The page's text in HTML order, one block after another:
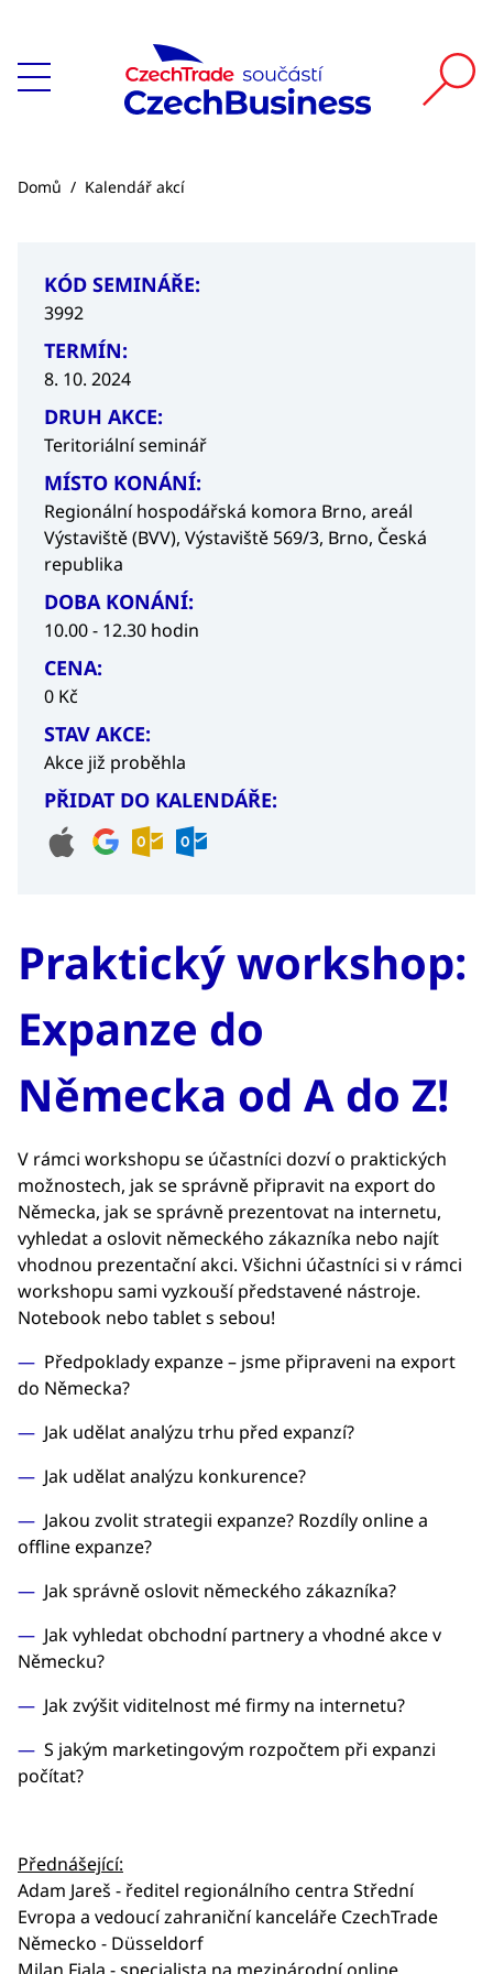
Domů / Kalendář akcí
Praktický workshop:
Expanze do
Německa od A do Z!
V rámci workshopu se účastníci dozví o praktických
možnostech, jak se správně připravit na export do
Německa, jak se správně prezentovat na internetu,
vyhledat a oslovit německého zákazníka nebo najít
vhodnou prezentační akci. Všichni účastníci si v rámci
workshopu sami vyzkouší představené nástroje.
Notebook nebo tablet s sebou!
Předpoklady expanze – jsme připraveni na export
do Německa?
Jak udělat analýzu trhu před expanzí?
Jak udělat analýzu konkurence?
Jakou zvolit strategii expanze? Rozdíly online a
offline expanze?
Jak správně oslovit německého zákazníka?
Jak vyhledat obchodní partnery a vhodné akce v
Německu?
Jak zvýšit viditelnost mé firmy na internetu?
S jakým marketingovým rozpočtem při expanzi
počítat?
Přednášející:
Adam Jareš - ředitel regionálního centra Střední
Evropa a vedoucí zahraniční kanceláře CzechTrade
Německo - Düsseldorf
KÓD SEMINÁŘE:
3992
TERMÍN:
8. 10. 2024
DRUH AKCE:
Teritoriální seminář
MÍSTO KONÁNÍ:
Regionální hospodářská komora Brno, areál
Výstaviště (BVV), Výstaviště 569/3, Brno, Česká
republika
DOBA KONÁNÍ:
10.00 - 12.30 hodin
CENA:
0 Kč
STAV AKCE:
Akce již proběhla
PŘIDAT DO KALENDÁŘE: